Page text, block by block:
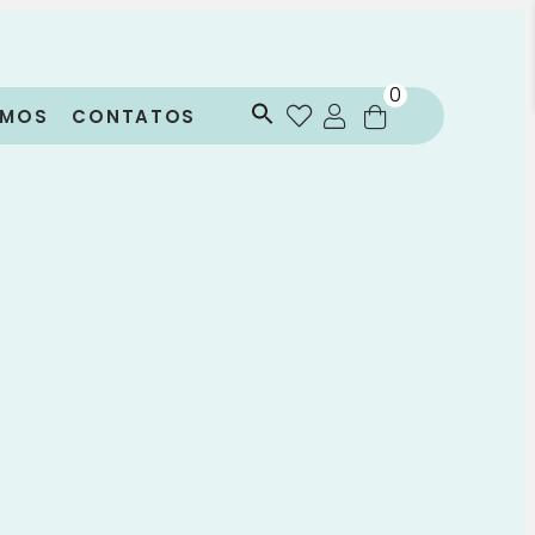
CONTATOS
0